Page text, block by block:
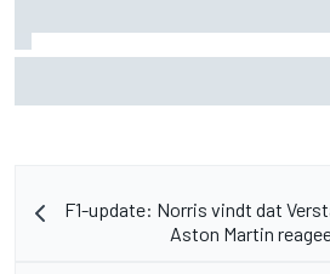
F1-update: Norris vindt dat
Aston Martin